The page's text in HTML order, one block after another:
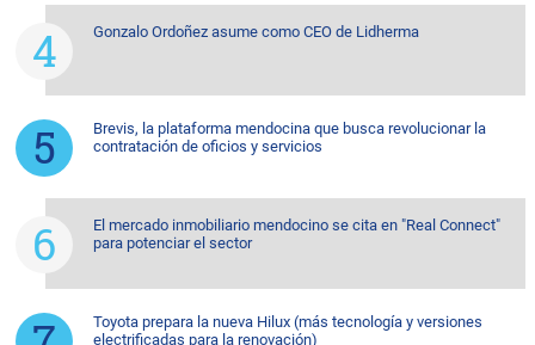
Gonzalo Ordoñez asume como CEO de Lidherma
Brevis, la plataforma mendocina que busca revolucionar la
contratación de oficios y servicios
El mercado inmobiliario mendocino se cita en "Real Connect"
para potenciar el sector
Toyota prepara la nueva Hilux (más tecnología y versiones
electrificadas para la renovación)